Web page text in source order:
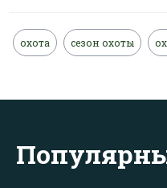
охота сезон охоты